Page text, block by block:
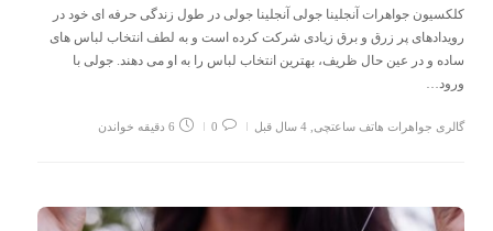
کلکسیون جواهرات آنجلینا جولی آنجلینا جولی در طول زندگی حرفه ای خود در
رویدادهای پر زرق و برق زیادی شرکت کرده است و به لطف انتخاب لباس های
ساده و در عین حال ظریف، بهترین انتخاب لباس را به او می دهند. جولی با
ورود…
گالری جواهرات هاتف ساعتچی, 4 سال قبل 0 6 دقیقه خواندن